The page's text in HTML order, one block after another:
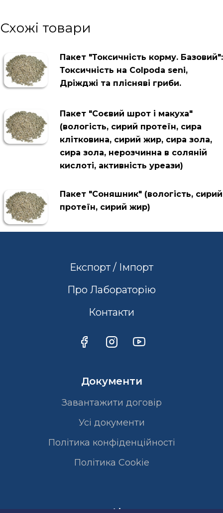
Схожі товари
Пакет "Токсичність корму. Базовий":
Токсичність на Colpoda seni,
Дріжджі та плісняві гриби.
Пакет "Соєвий шрот і макуха"
(вологість, сирий протеїн, сира
клітковина, сирий жир, сира зола,
сира зола, нерозчинна в соляній
кислоті, активність уреази)
Пакет "Соняшник" (вологість, сирий
протеїн, сирий жир)
Експорт / Імпорт
Про Лабораторію
Контакти
Документи
Завантажити договір
Усі документи
Політика конфіденційності
Полiтика Cookie